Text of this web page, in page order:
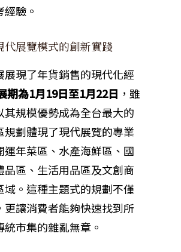
驗。
代展覽模式的創新實踐
展現了年貨銷售的現代化經
期為1月19日至1月22日 ，雖
其規模優勢成為全台最大的
規劃體現了現代展覽的專業
年菜區、水產海鮮區、國
品區、生活用品區及文創商
域。這種主題式的規劃不僅
更讓消費者能夠快速找到所
市集的雜亂無章。